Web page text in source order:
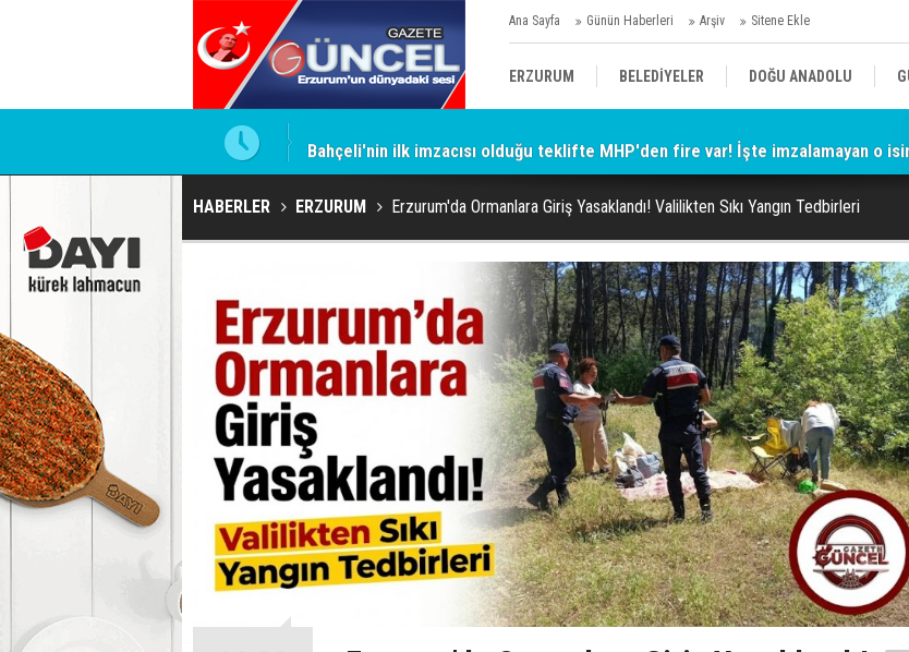
Ana Sayfa Günün Haberleri Arşiv Sitene Ekle
ERZURUM BELEDİYELER DOĞU ANADOLU
SİYASET AFAD/ SAVAŞ SPOR
KÜLTÜR/SANAT//MAĞAZİN BODRUM
Bahçeli'nin ilk imzacısı olduğu teklifte MHP'den fire var! İşte imzalamayan o
HABERLER ERZURUM Erzurum'da Ormanlara Giriş Yasaklandı! Valilikten Sıkı Yangın Tedbirleri